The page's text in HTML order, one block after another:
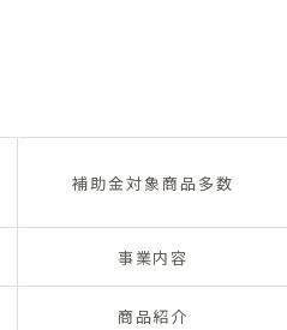
補助金対象商品多数
事業内容
商品紹介